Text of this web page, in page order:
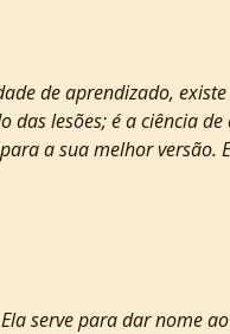
de aprendizado,
lesões; é a ciência
a sua melhor versão.